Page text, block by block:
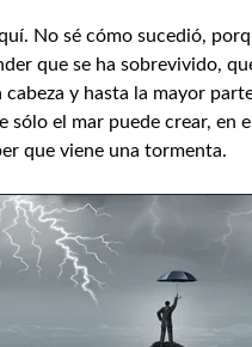
No sé cómo sucedió,
que se ha sobrevivido,
y hasta la mayor
sólo el mar puede crear, en
que viene una tormenta.